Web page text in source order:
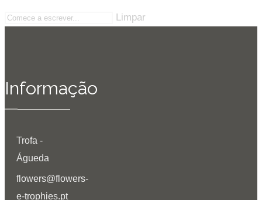
Limpar
Informação
Trofa -
Águeda
flowers@flowers-
e-trophies.pt